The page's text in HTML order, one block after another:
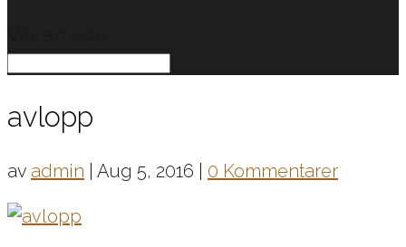
avlopp
av admin Aug 5, 2016 0 Kommentarer